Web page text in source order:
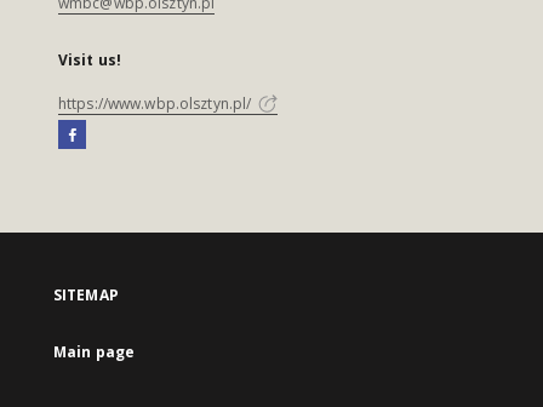
Visit us!
https://www.wbp.olsztyn.pl/
SITEMAP
Main page